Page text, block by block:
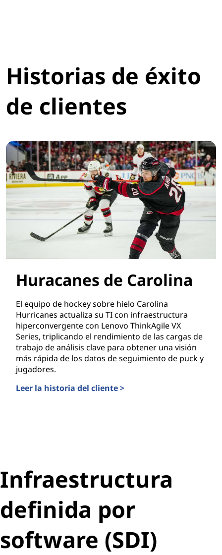
Historias de éxito
de clientes
Huracanes de Carolina
El equipo de hockey sobre hielo Carolina
Hurricanes actualiza su TI con infraestructura
hiperconvergente con Lenovo ThinkAgile VX
Series, triplicando el rendimiento de las cargas de
trabajo de análisis clave para obtener una visión
más rápida de los datos de seguimiento de puck y
jugadores.
Leer la historia del cliente >
Infraestructura
definida por
software (SDI)